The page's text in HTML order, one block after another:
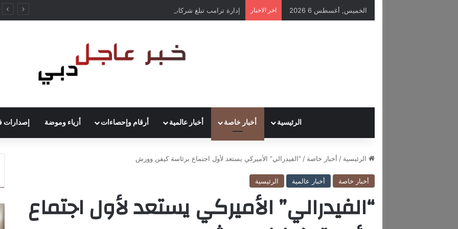
الخميس, أغسطس 6 2026 اخر الاخبار
الرئيسية أخبار خاصة أخبار عالمية أرقام وإحصاءات أزياء وموضة إصدارات
الرئيسية / أخبار خاصة / “الفيدرالي” الأميركي يستعد لأول اجتماع برئاسة كيفن وورش
أخبار خاصة أخبار عالمية الرئيسية
“الفيدرالي” الأميركي يستعد لأول اجتماع